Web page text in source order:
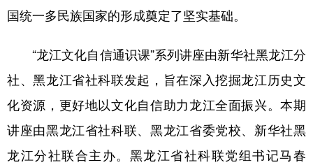
国统一多民族国家的形成奠定了坚实基础。
“龙江文化自信通识课”系列讲座由新华社黑龙江分
社、黑龙江省社科联发起，旨在深入挖掘龙江历史文
化资源，更好地以文化自信助力龙江全面振兴。本期
讲座由黑龙江省社科联、黑龙江省委党校、新华社黑
龙江分社联合主办。黑龙江省社科联党组书记马春